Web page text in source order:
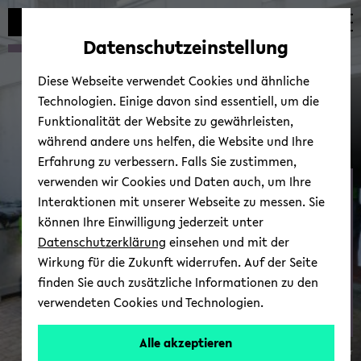
Automatische
vermeiden
zum
wechseln
zum
wechseln
zum
wechseln
Son­der­ab­fall­ent­sor­gung
© Dr. Oli­ver Alt­mey­er
Datenschutzeinstellung
Diese Webseite verwendet Cookies und ähnliche
Technologien. Einige davon sind essentiell, um die
Funktionalität der Website zu gewährleisten,
während andere uns helfen, die Website und Ihre
Erfahrung zu verbessern. Falls Sie zustimmen,
verwenden wir Cookies und Daten auch, um Ihre
Interaktionen mit unserer Webseite zu messen. Sie
können Ihre Einwilligung jederzeit unter
Datenschutzerklärung einsehen und mit der
Wirkung für die Zukunft widerrufen. Auf der Seite
finden Sie auch zusätzliche Informationen zu den
verwendeten Cookies und Technologien.
Alle akzeptieren